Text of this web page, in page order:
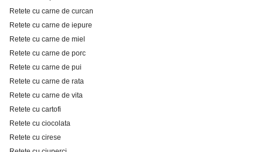
Retete cu carne de curcan
Retete cu carne de iepure
Retete cu carne de miel
Retete cu carne de porc
Retete cu carne de pui
Retete cu carne de rata
Retete cu carne de vita
Retete cu cartofi
Retete cu ciocolata
Retete cu cirese